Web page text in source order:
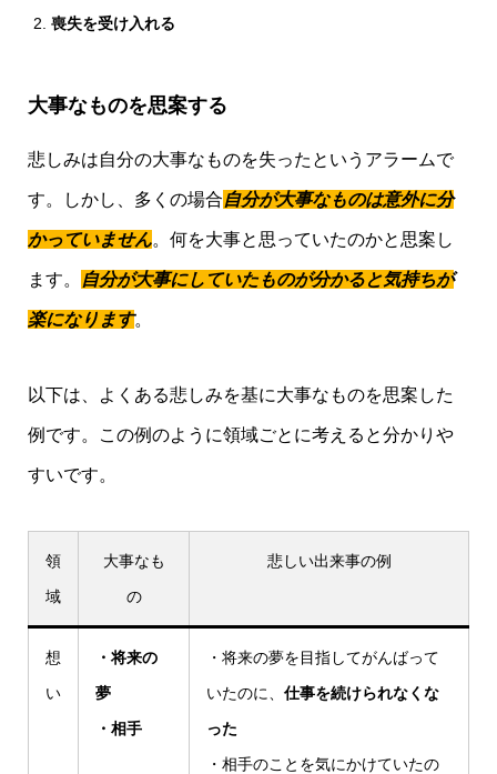
喪失を受け入れる
大事なものを思案する
悲しみは自分の大事なものを失ったというアラームで
す。しかし、多くの場合自分が大事なものは意外に分
かっていません。何を大事と思っていたのかと思案し
ます。 自分が大事にしていたものが分かると気持ちが
楽になります。
以下は、よくある悲しみを基に大事なものを思案した
例です。この例のように領域ごとに考えると分かりや
すいです。
領
域
大事なも
の
悲しい出来事の例
想
い
・将来の
夢
・相手
・将来の夢を目指してがんばって
いたのに、 仕事を続けられなくな
った
・相手のことを気にかけていたの